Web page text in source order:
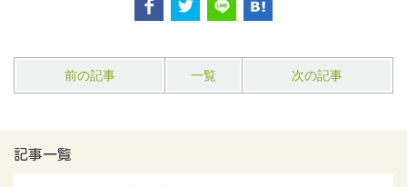
前の記事 一覧 次の記事
記事一覧